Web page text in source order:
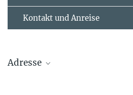
Kontakt und Anreise
Adresse